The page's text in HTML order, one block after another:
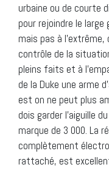
urbaine ou de courte
pour rejoindre le
mais pas à
contrôle de la
pleins faits et à
de la Duke une arme
est on ne peut plus
dois garder l’aiguille
marque de 3 000. La
complètement
rattaché, est